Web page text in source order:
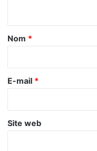
a
r
e
Nom *
E-mail *
Site web